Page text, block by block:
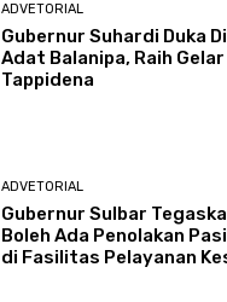
ADVETORIAL
Gubernur Suhardi Duka
Adat Balanipa, Raih Gelar
Tappidena
ADVETORIAL
Gubernur Sulbar
Boleh Ada Penolakan
di Fasilitas Pelayanan